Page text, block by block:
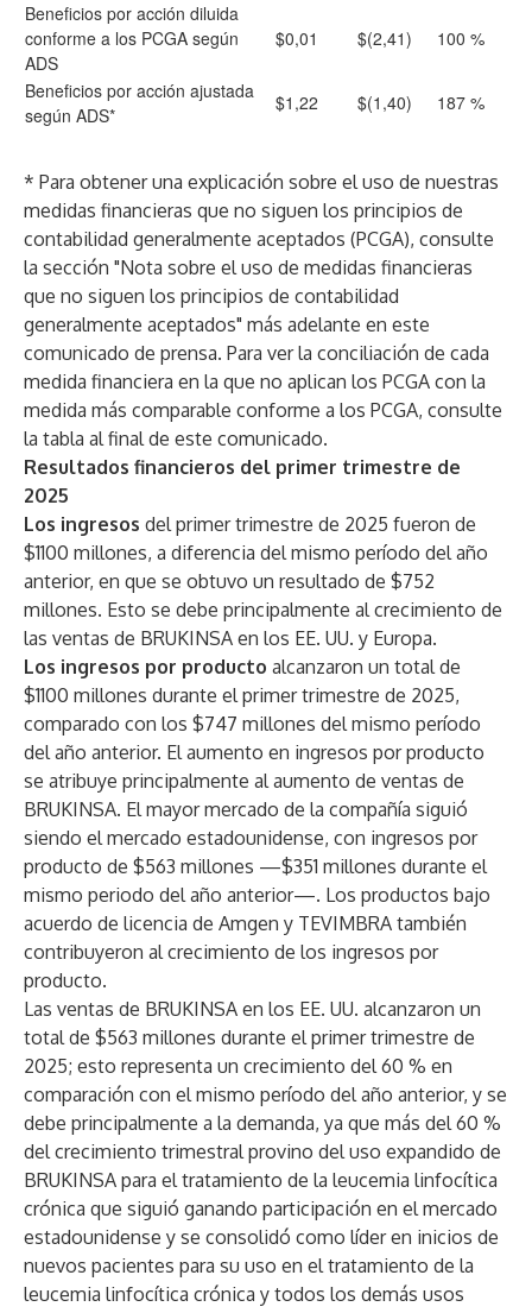
Beneficios por acción diluida
conforme a los PCGA según
ADS
$0,01 $(2,41) 100 %
Beneficios por acción ajustada
según ADS*
$1,22 $(1,40) 187 %
* Para obtener una explicación sobre el uso de nuestras
medidas financieras que no siguen los principios de
contabilidad generalmente aceptados (PCGA), consulte
la sección "Nota sobre el uso de medidas financieras
que no siguen los principios de contabilidad
generalmente aceptados" más adelante en este
comunicado de prensa. Para ver la conciliación de cada
medida financiera en la que no aplican los PCGA con la
medida más comparable conforme a los PCGA, consulte
la tabla al final de este comunicado.
Resultados financieros del primer trimestre de
2025
Los ingresos del primer trimestre de 2025 fueron de
$1100 millones, a diferencia del mismo período del año
anterior, en que se obtuvo un resultado de $752
millones. Esto se debe principalmente al crecimiento de
las ventas de BRUKINSA en los EE. UU. y Europa.
Los ingresos por producto alcanzaron un total de
$1100 millones durante el primer trimestre de 2025,
comparado con los $747 millones del mismo período
del año anterior. El aumento en ingresos por producto
se atribuye principalmente al aumento de ventas de
BRUKINSA. El mayor mercado de la compañía siguió
siendo el mercado estadounidense, con ingresos por
producto de $563 millones —$351 millones durante el
mismo periodo del año anterior—. Los productos bajo
acuerdo de licencia de Amgen y TEVIMBRA también
contribuyeron al crecimiento de los ingresos por
producto.
Las ventas de BRUKINSA en los EE. UU. alcanzaron un
total de $563 millones durante el primer trimestre de
2025; esto representa un crecimiento del 60 % en
comparación con el mismo período del año anterior, y se
debe principalmente a la demanda, ya que más del 60 %
del crecimiento trimestral provino del uso expandido de
BRUKINSA para el tratamiento de la leucemia linfocítica
crónica que siguió ganando participación en el mercado
estadounidense y se consolidó como líder en inicios de
nuevos pacientes para su uso en el tratamiento de la
leucemia linfocítica crónica y todos los demás usos